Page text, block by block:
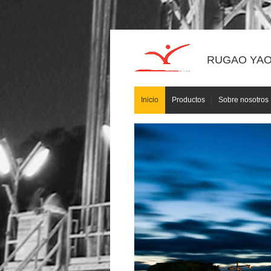
RUGAO
Inicio Productos Sobre nosotros